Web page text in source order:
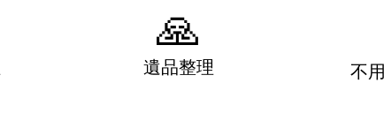
🙏
遺品整理 不